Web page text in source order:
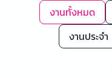
งานทั้งหมด
งานประจำ